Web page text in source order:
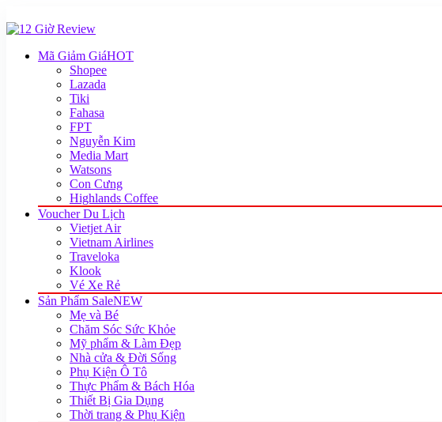
Mã Giảm GiáHOT
Shopee
Lazada
Tiki
Fahasa
FPT
Nguyễn Kim
Media Mart
Watsons
Con Cưng
Highlands Coffee
Voucher Du Lịch
Vietjet Air
Vietnam Airlines
Traveloka
Klook
Vé Xe Rẻ
Sản Phẩm SaleNEW
Mẹ và Bé
Chăm Sóc Sức Khỏe
Mỹ phẩm & Làm Đẹp
Nhà cửa & Đời Sống
Phụ Kiện Ô Tô
Thực Phẩm & Bách Hóa
Thiết Bị Gia Dụng
Thời trang & Phụ Kiện